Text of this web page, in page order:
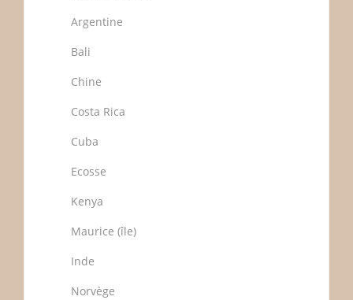
Argentine
Bali
Chine
Costa Rica
Cuba
Ecosse
Kenya
Maurice (île)
Inde
Norvège